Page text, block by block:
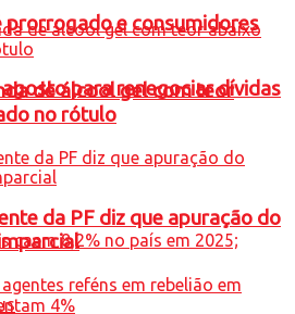
prorrogado e consumidores
para renegociar dívidas
de álcool gel com teor
no rótulo
da PF diz que apuração do